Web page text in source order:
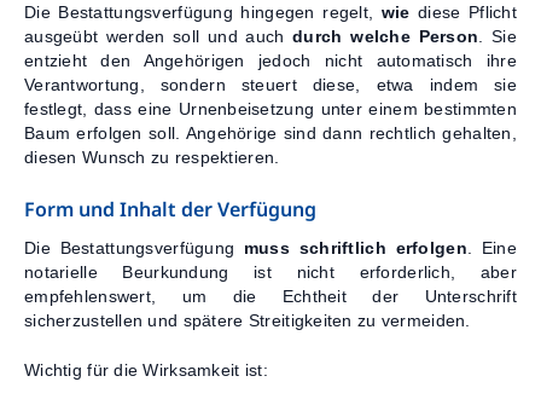
Die Bestattungsverfügung hingegen regelt, wie diese Pflicht
ausgeübt werden soll und auchdurch welche Person . Sie
entzieht den Angehörigen jedoch nicht automatisch ihre
Verantwortung, sondern steuert diese, etwa indem sie
festlegt, dass eine Urnenbeisetzung unter einem bestimmten
Baum erfolgen soll. Angehörige sind dann rechtlich gehalten,
diesen Wunsch zu respektieren.
Form und Inhalt der Verfügung
Die Bestattungsverfügung muss schriftlich erfolgen . Eine
notarielle Beurkundung ist nicht erforderlich, aber
empfehlenswert, um die Echtheit der Unterschrift
sicherzustellen und spätere Streitigkeiten zu vermeiden.
Wichtig für die Wirksamkeit ist: